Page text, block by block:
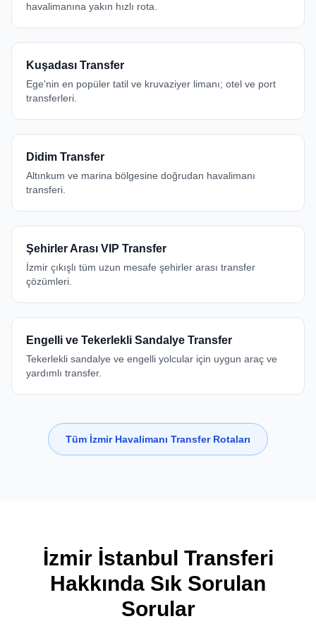
havalimanına yakın hızlı rota.
Kuşadası Transfer
Ege'nin en popüler tatil ve kruvaziyer limanı; otel ve port
transferleri.
Didim Transfer
Altınkum ve marina bölgesine doğrudan havalimanı
transferi.
Şehirler Arası VIP Transfer
İzmir çıkışlı tüm uzun mesafe şehirler arası transfer
çözümleri.
Engelli ve Tekerlekli Sandalye Transfer
Tekerlekli sandalye ve engelli yolcular için uygun araç ve
yardımlı transfer.
Tüm İzmir Havalimanı Transfer Rotaları
İzmir İstanbul Transferi
Hakkında Sık Sorulan
Sorular